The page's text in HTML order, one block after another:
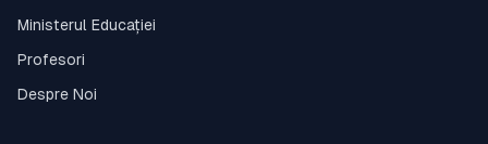
Ministerul Educației
Profesori
Despre Noi